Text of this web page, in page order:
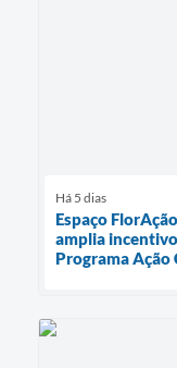
Há 5 dias
Espaço
amplia
Programa Ação